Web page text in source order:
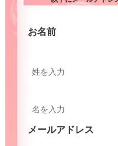
お名前
メールアドレス